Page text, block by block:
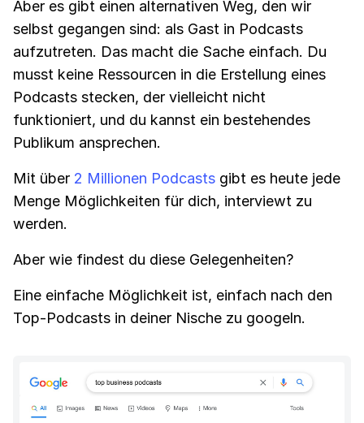
Aber es gibt einen alternativen Weg, den wir
selbst gegangen sind: als Gast in Podcasts
aufzutreten. Das macht die Sache einfach. Du
musst keine Ressourcen in die Erstellung eines
Podcasts stecken, der vielleicht nicht
funktioniert, und du kannst ein bestehendes
Publikum ansprechen.
Mit über 2 Millionen Podcasts gibt es heute jede
Menge Möglichkeiten für dich, interviewt zu
werden.
Aber wie findest du diese Gelegenheiten?
Eine einfache Möglichkeit ist, einfach nach den
Top-Podcasts in deiner Nische zu googeln.